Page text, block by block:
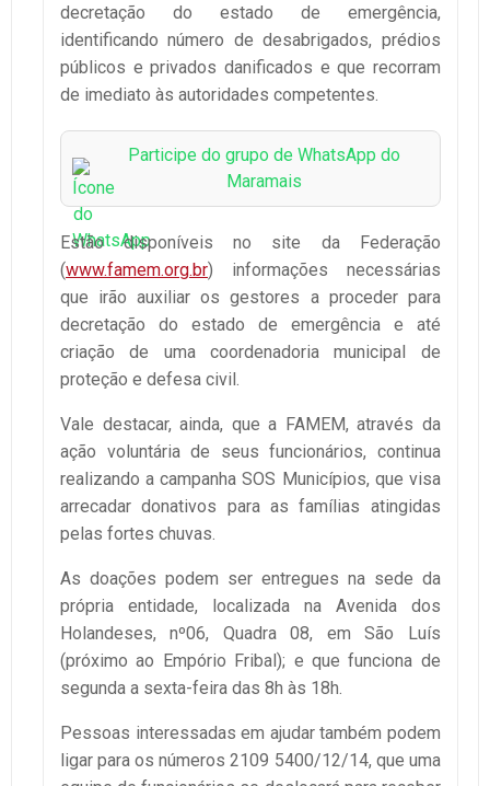
decretação do estado de emergência,
identificando número de desabrigados, prédios
públicos e privados danificados e que recorram
de imediato às autoridades competentes.
Participe do grupo de WhatsApp do
Maramais
Estão disponíveis no site da Federação
(www.famem.org.br) informações necessárias
que irão auxiliar os gestores a proceder para
decretação do estado de emergência e até
criação de uma coordenadoria municipal de
proteção e defesa civil.
Vale destacar, ainda, que a FAMEM, através da
ação voluntária de seus funcionários, continua
realizando a campanha SOS Municípios, que visa
arrecadar donativos para as famílias atingidas
pelas fortes chuvas.
As doações podem ser entregues na sede da
própria entidade, localizada na Avenida dos
Holandeses, nº06, Quadra 08, em São Luís
(próximo ao Empório Fribal); e que funciona de
segunda a sexta-feira das 8h às 18h.
Pessoas interessadas em ajudar também podem
ligar para os números 2109 5400/12/14, que uma